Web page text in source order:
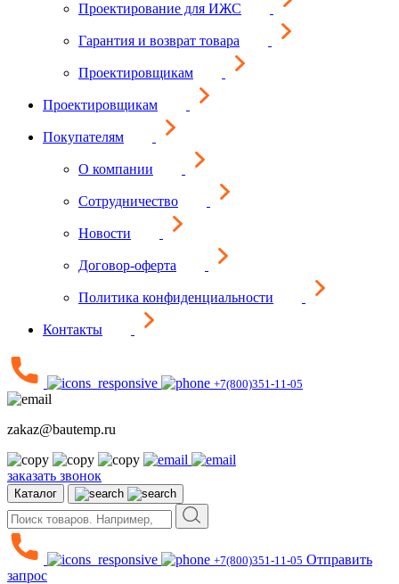
Проектирование для ИЖС
Гарантия и возврат товара
Проектировщикам
Проектировщикам
Покупателям
О компании
Сотрудничество
Новости
Договор-оферта
Политика конфиденциальности
Контакты
+7(800)351-11-05
zakaz@bautemp.ru
заказать звонок
Каталог
+7(800)351-11-05 Отправить
запрос